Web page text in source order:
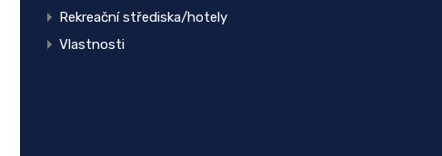
Rekreační střediska/hotely
Vlastnosti